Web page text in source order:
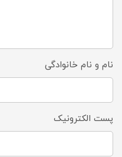
نام و نام خانوادگی
پست الکترونیک